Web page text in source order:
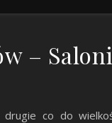
–
co do